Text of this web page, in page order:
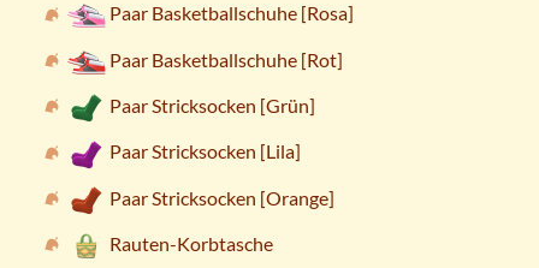
Paar Basketballschuhe [Rosa]
Paar Basketballschuhe [Rot]
Paar Stricksocken [Grün]
Paar Stricksocken [Lila]
Paar Stricksocken [Orange]
Rauten-Korbtasche